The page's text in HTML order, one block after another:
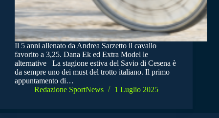
Il 5 anni allenato da Andrea Sarzetto il cavallo
favorito a 3,25. Dana Ek ed Extra Model le
alternative La stagione estiva del Savio di Cesena è
da sempre uno dei must del trotto italiano. Il primo
appuntamento di…
Redazione SportNews
1 Luglio 2025